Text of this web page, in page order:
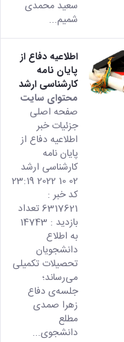
سعید محمدی
شمیم...
اطلاعیه دفاع از
پایان نامه
کارشناسی ارشد
محتوای سایت
صفحه اصلی
جزئیات خبر
اطلاعیه دفاع از
پایان نامه
کارشناسی ارشد
02 10 2022 23:19
کد خبر :
6317621 تعداد
بازدید : 14743
به اطلاع
دانشجویان
تحصیلات تکمیلی
می­‌رساند؛
جلسه‌ی‌ دفاع
زهرا صمدی
مطلع
دانشجوی...